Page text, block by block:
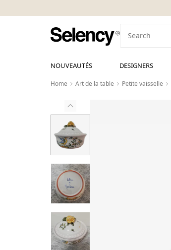
NOUVEAUTÉS DESIGNERS
Home Art de la table Petite vaisselle